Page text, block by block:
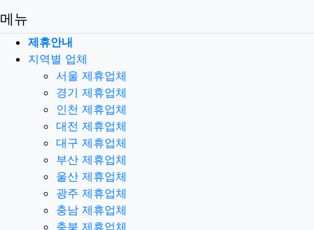
메뉴
제휴안내
지역별 업체
서울 제휴업체
경기 제휴업체
인천 제휴업체
대전 제휴업체
대구 제휴업체
부산 제휴업체
울산 제휴업체
광주 제휴업체
충남 제휴업체
충북 제휴업체